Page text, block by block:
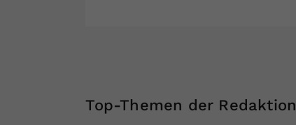
Top-Themen der Redaktion